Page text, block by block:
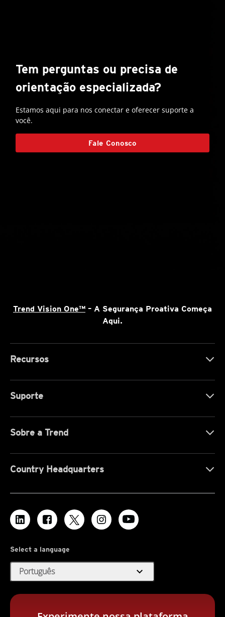
Tem perguntas ou precisa de
orientação especializada?
Estamos aqui para nos conectar e oferecer suporte a
você.
Fale Conosco
Trend Vision One™ – A Segurança Proativa Começa
Aqui.
Recursos
Suporte
Sobre a Trend
Country Headquarters
Select a language
Português expand_more